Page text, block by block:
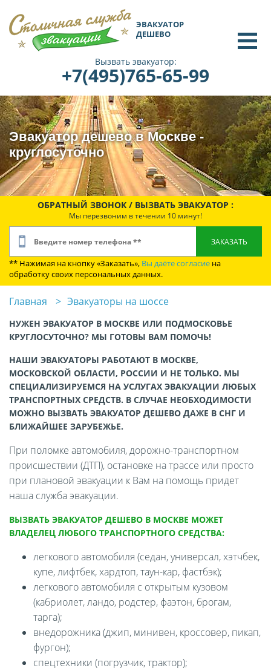
ЭВАКУАТОР
ДЕШЕВО
Вызвать эвакуатор:
+7(495)765-65-99
Эвакуатор дешево в Москве -
круглосуточно
ОБРАТНЫЙ ЗВОНОК / ВЫЗВАТЬ ЭВАКУАТОР :
Мы перезвоним в течении 10 минут!
** Нажимая на кнопку «Заказать», Вы даёте согласие на
обработку своих персональных данных.
Главная Эвакуаторы на шоссе
НУЖЕН ЭВАКУАТОР В МОСКВЕ ИЛИ ПОДМОСКОВЬЕ
КРУГЛОСУТОЧНО? МЫ ГОТОВЫ ВАМ ПОМОЧЬ!
НАШИ ЭВАКУАТОРЫ РАБОТАЮТ В МОСКВЕ,
МОСКОВСКОЙ ОБЛАСТИ, РОССИИ И НЕ ТОЛЬКО. МЫ
СПЕЦИАЛИЗИРУЕМСЯ НА УСЛУГАХ ЭВАКУАЦИИ ЛЮБЫХ
ТРАНСПОРТНЫХ СРЕДСТВ. В СЛУЧАЕ НЕОБХОДИМОСТИ
МОЖНО ВЫЗВАТЬ ЭВАКУАТОР ДЕШЕВО ДАЖЕ В СНГ И
БЛИЖАЙШЕЕ ЗАРУБЕЖЬЕ.
При поломке автомобиля, дорожно-транспортном
происшествии (ДТП), остановке на трассе или просто
при плановой эвакуации к Вам на помощь придет
наша служба эвакуации.
ВЫЗВАТЬ ЭВАКУАТОР ДЕШЕВО В МОСКВЕ МОЖЕТ
ВЛАДЕЛЕЦ ЛЮБОГО ТРАНСПОРТНОГО СРЕДСТВА:
легкового автомобиля (седан, универсал, хэтчбек,
купе, лифтбек, хардтоп, таун-кар, фастбэк);
легкового автомобиля с открытым кузовом
(кабриолет, ландо, родстер, фаэтон, брогам,
тарга);
внедорожника (джип, минивен, кроссовер, пикап,
фургон);
спецтехники (погрузчик, трактор);